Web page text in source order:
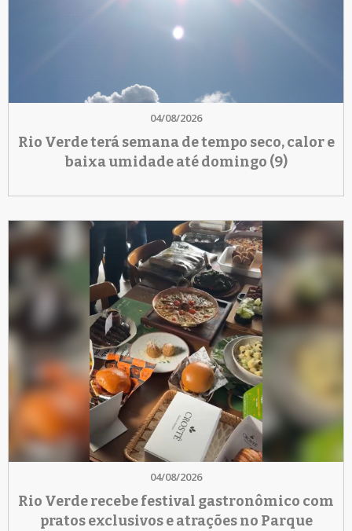
04/08/2026
Rio Verde terá semana de tempo seco, calor e
baixa umidade até domingo (9)
04/08/2026
Rio Verde recebe festival gastronômico com
pratos exclusivos e atrações no Parque